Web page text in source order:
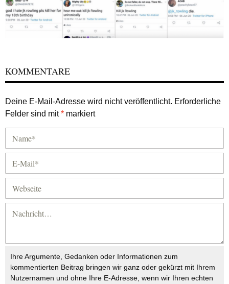
KOMMENTARE
Deine E-Mail-Adresse wird nicht veröffentlicht. Erforderliche
Felder sind mit* markiert
Ihre Argumente, Gedanken oder Informationen zum
kommentierten Beitrag bringen wir ganz oder gekürzt mit Ihrem
Nutzernamen und ohne Ihre E-Adresse, wenn wir Ihren echten